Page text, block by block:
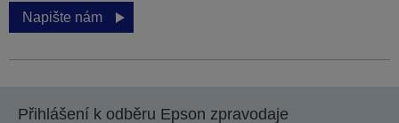
Napište nám
Přihlášení k odběru Epson zpravodaje